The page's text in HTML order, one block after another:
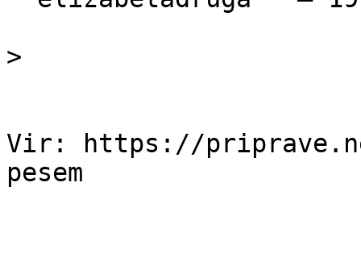
>
Vir: https://